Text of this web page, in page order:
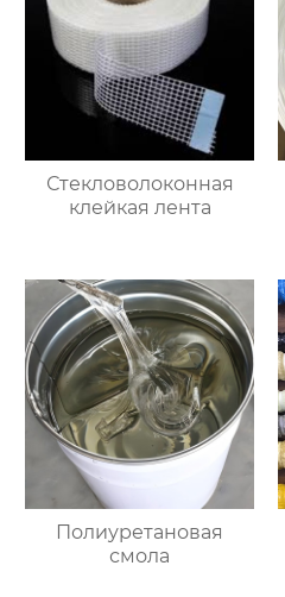
Стекловолоконная
клейкая лента
Полиуретановая
смола